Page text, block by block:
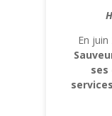
En juin
services